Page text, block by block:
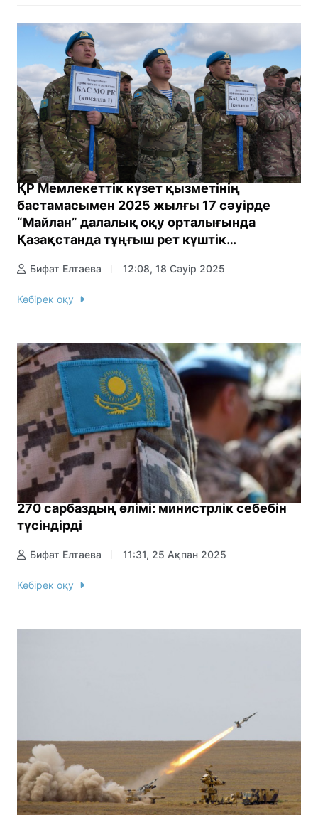
ҚР Мемлекеттік күзет қызметінің
бастамасымен 2025 жылғы 17 сәуірде
“Майлан” далалық оқу орталығында
Қазақстанда тұңғыш рет күштік
арасында Millitary Drone Race турнирі өтті.
Бифат Елтаева 12:08, 18 Сәуір 2025
Көбірек оқу
270 сарбаздың өлімі: министрлік себебін
түсіндірді
Бифат Елтаева 11:31, 25 Ақпан 2025
Көбірек оқу